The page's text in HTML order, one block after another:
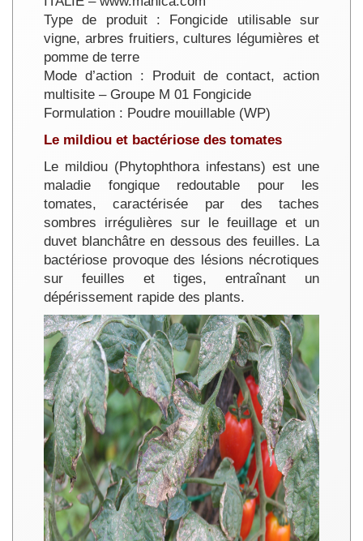
Type de produit : Fongicide utilisable sur
vigne, arbres fruitiers, cultures légumières et
pomme de terre
Mode d’action : Produit de contact, action
multisite – Groupe M 01 Fongicide
Formulation : Poudre mouillable (WP)
Le mildiou et bactériose des tomates
Le mildiou (Phytophthora infestans) est une
maladie fongique redoutable pour les
tomates, caractérisée par des taches
sombres irrégulières sur le feuillage et un
duvet blanchâtre en dessous des feuilles. La
bactériose provoque des lésions nécrotiques
sur feuilles et tiges, entraînant un
dépérissement rapide des plants.